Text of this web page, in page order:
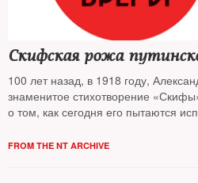
Скифская рожа
100 лет назад, в 1918 году,
знаменитое стихотворение
о том, как сегодня его пытаются
FROM THE NT ARCHIVE